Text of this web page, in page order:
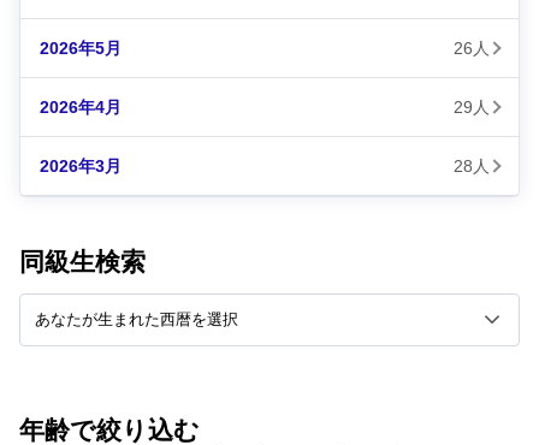
2026年5月 26人
2026年4月 29人
2026年3月 28人
同級生検索
年齢で絞り込む